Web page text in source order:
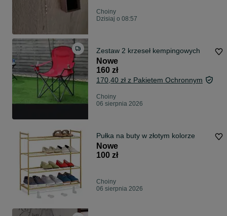
Choiny
Dzisiaj o 08:57
Zestaw 2 krzeseł kempingowych
Nowe
160 zł
170,40 zł z Pakietem Ochronnym
Choiny
06 sierpnia 2026
Pułka na buty w złotym kolorze
Nowe
100 zł
Choiny
06 sierpnia 2026